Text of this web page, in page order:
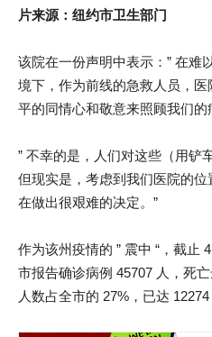
片来源：纽约市卫生部门
该院在一份声明中表示：” 在难
境下，作为前线的急救人员，
平的同情心和敬意来照顾我们的
” 不幸的是，人们对这些（用铲
但现实是，考虑到我们医院的
在做出很艰难的决定。”
作为该州疫情的 ” 震中 “，截止
市报告确诊病例 45707 人，死
人数占全市的 27%，已达 12274